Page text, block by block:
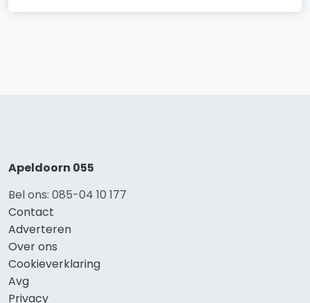
Apeldoorn 055
Bel ons: 085-04 10 177
Contact
Adverteren
Over ons
Cookieverklaring
Avg
Privacy